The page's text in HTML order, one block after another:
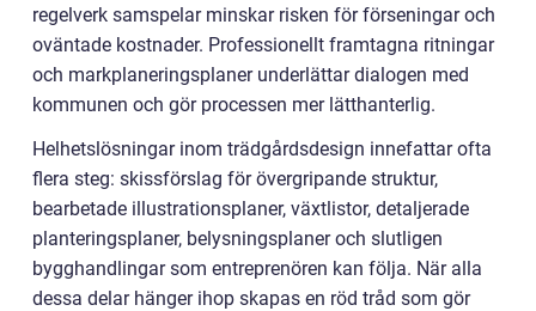
regelverk samspelar minskar risken för förseningar och
oväntade kostnader. Professionellt framtagna ritningar
och markplaneringsplaner underlättar dialogen med
kommunen och gör processen mer lätthanterlig.
Helhetslösningar inom trädgårdsdesign innefattar ofta
flera steg: skissförslag för övergripande struktur,
bearbetade illustrationsplaner, växtlistor, detaljerade
planteringsplaner, belysningsplaner och slutligen
bygghandlingar som entreprenören kan följa. När alla
dessa delar hänger ihop skapas en röd tråd som gör